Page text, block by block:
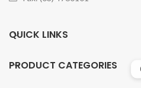
QUICK LINKS
PRODUCT CATEGORIES